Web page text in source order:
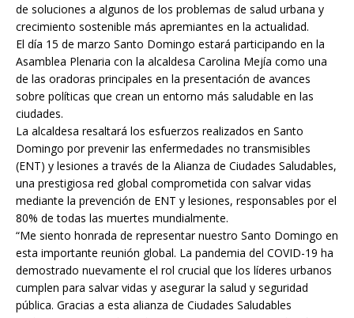
de soluciones a algunos de los problemas de salud urbana y
crecimiento sostenible más apremiantes en la actualidad.
El día 15 de marzo Santo Domingo estará participando en la
Asamblea Plenaria con la alcaldesa Carolina Mejía como una
de las oradoras principales en la presentación de avances
sobre políticas que crean un entorno más saludable en las
ciudades.
La alcaldesa resaltará los esfuerzos realizados en Santo
Domingo por prevenir las enfermedades no transmisibles
(ENT) y lesiones a través de la Alianza de Ciudades Saludables,
una prestigiosa red global comprometida con salvar vidas
mediante la prevención de ENT y lesiones, responsables por el
80% de todas las muertes mundialmente.
“Me siento honrada de representar nuestro Santo Domingo en
esta importante reunión global. La pandemia del COVID-19 ha
demostrado nuevamente el rol crucial que los líderes urbanos
cumplen para salvar vidas y asegurar la salud y seguridad
pública. Gracias a esta alianza de Ciudades Saludables